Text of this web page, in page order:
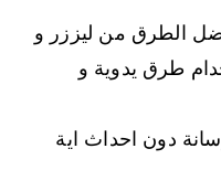
الطرق من ليززر و
طرق يدوية و
دون احداث اية